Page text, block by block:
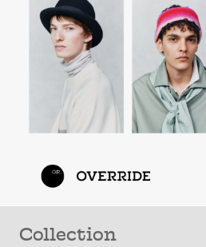
Collection